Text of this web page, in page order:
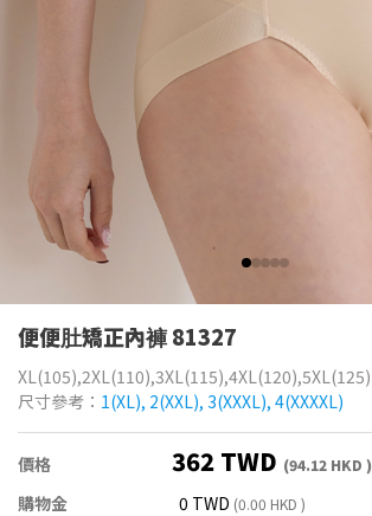
便便肚矯正內褲 81327
XL(105),2XL(110),3XL(115),4XL(120),5XL(125)
尺寸參考： 1(XL), 2(XXL), 3(XXXL), 4(XXXXL)
價格 362 TWD (94.12 HKD )
購物金 0 TWD (0.00 HKD )